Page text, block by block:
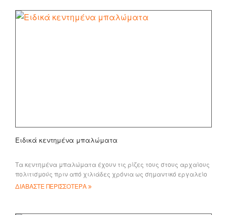
Ειδικά κεντημένα μπαλώματα
Τα κεντημένα μπαλώματα έχουν τις ρίζες τους στους αρχαίους
πολιτισμούς πριν από χιλιάδες χρόνια ως σημαντικό εργαλείο
αναγνώρισης για στρατιωτικούς και άλλους
ΔΙΑΒΑΣΤΕ ΠΕΡΙΣΣΟΤΕΡΑ